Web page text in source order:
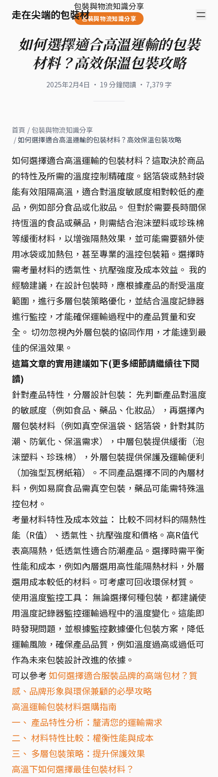
走在尖端的包裝材
包裝與物流知識分享
包裝與物流知識分享
如何選擇適合高溫運輸的包裝
材料？高效保溫包裝攻略
2025年2月4日 · 19 分鐘閱讀 · 7,379 字
首頁 / 包裝與物流知識分享
/ 如何選擇適合高溫運輸的包裝材料？高效保溫包裝攻略
如何選擇適合高溫運輸的包裝材料？這取決於商品
的特性及所需的溫度控制精確度。鋁箔袋或熱封袋
能有效阻隔高溫，適合對溫度敏感度相對較低的產
品，例如部分食品或化妝品。 但對於需要長時間保
持恆溫的食品或藥品，則需結合泡沫塑料或珍珠棉
等緩衝材料，以增強隔熱效果，並可能需要額外使
用冰袋或加熱包，甚至專業的溫控包裝箱。選擇時
需考量材料的透氣性、抗壓強度及成本效益。 我的
經驗建議，在設計包裝時，應根據產品的耐受溫度
範圍，進行多層包裝策略優化，並結合溫度記錄器
進行監控，才能確保運輸過程中的產品質量和安
全。 切勿忽視內外層包裝的協同作用，才能達到最
佳的保溫效果。
這篇文章的實用建議如下(更多細節請繼續往下閱
讀)
針對產品特性，分層設計包裝： 先判斷產品對溫度
的敏感度（例如食品、藥品、化妝品），再選擇內
層包裝材料（例如真空保溫袋、鋁箔袋，針對其防
潮、防氧化、保溫需求），中層包裝提供緩衝（泡
沫塑料、珍珠棉），外層包裝提供保護及運輸便利
（加強型瓦楞紙箱）。不同產品選擇不同的內層材
料，例如易腐食品需真空包裝，藥品可能需特殊溫
控包材。
考量材料特性及成本效益： 比較不同材料的隔熱性
能（R值）、透氣性、抗壓強度和價格。高R值代
表高隔熱，低透氣性適合防潮產品。選擇時需平衡
性能和成本，例如內層選用高性能隔熱材料，外層
選用成本較低的材料。可考慮可回收環保材質。
使用溫度監控工具： 無論選擇何種包裝，都建議使
用溫度記錄器監控運輸過程中的溫度變化。這能即
時發現問題，並根據監控數據優化包裝方案，降低
運輸風險，確保產品品質，例如溫度過高或過低可
作為未來包裝設計改進的依據。
可以參考如何選擇適合服裝品牌的高端包材？質
感、品牌形象與環保兼顧的必學攻略
高溫運輸包裝材料選購指南
一、 產品特性分析：釐清您的運輸需求
二、 材料特性比較：權衡性能與成本
三、 多層包裝策略：提升保護效果
高溫下如何選擇最佳包裝材料？